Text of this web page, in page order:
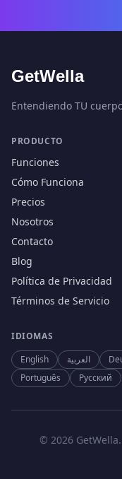
GetWella
Entendiendo TU
PRODUCTO
Funciones
Cómo Funciona
Precios
Nosotros
Contacto
Blog
Política de Privacidad
Términos de Servicio
IDIOMAS
English
العربية
Português
Русский
© 2026